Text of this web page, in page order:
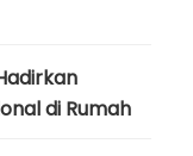
di Rumah